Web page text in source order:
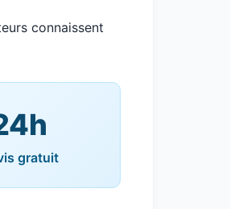
connaissent
gratuit